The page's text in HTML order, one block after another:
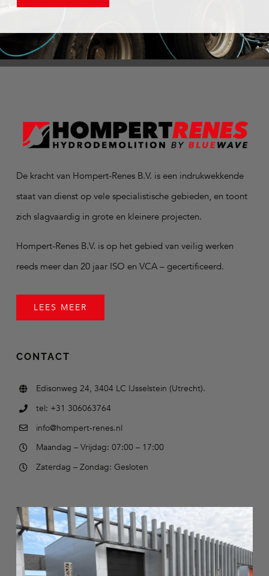
De kracht van Hompert-Renes B.V. is een indrukwekkende
staat van dienst op vele specialistische gebieden, en toont
zich slagvaardig in grote en kleinere projecten.
Hompert-Renes B.V. is op het gebied van veilig werken
reeds meer dan 20 jaar ISO en VCA – gecertificeerd.
LEES MEER
CONTACT
Edisonweg 24, 3404 LC IJsselstein (Utrecht).
tel: +31 306063764
info@hompert-renes.nl
Maandag – Vrijdag: 07:00 – 17:00
Zaterdag – Zondag: Gesloten